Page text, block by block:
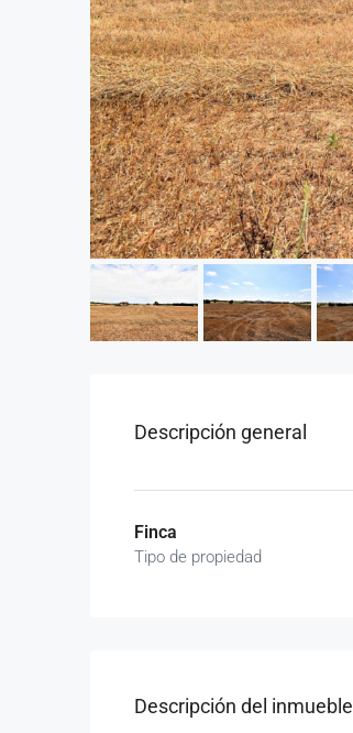
Descripción general
Finca
Tipo de propiedad
Descripción del inmueble